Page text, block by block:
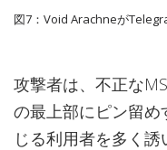
図7：Void Arachneが
攻撃者は、不正な
の最上部にピン留
じる利用者を多く